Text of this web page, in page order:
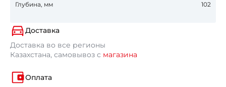
Глубина, мм 102
Доставка
Доставка во все регионы
Казахстана, самовывоз с магазина
Оплата